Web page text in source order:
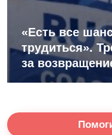
«Есть все
трудиться».
за